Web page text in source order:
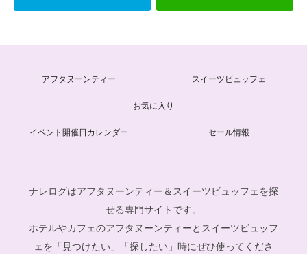
アフタヌーンティー スイーツビュッフェ
お気に入り
イベント開催日カレンダー セール情報
ナレログはアフタヌーンティー＆スイーツビュッフェを探
せる専門サイトです。
ホテルやカフェのアフタヌーンティーとスイーツビュッフ
ェを「見つけたい」「探したい」時にぜひ使ってくださ